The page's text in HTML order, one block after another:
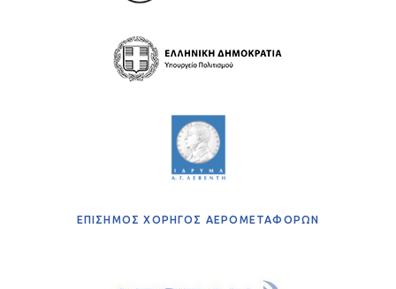
ΕΠΙΣΗΜΟΣ ΧΟΡΗΓΟΣ ΑΕΡΟΜΕΤΑΦΟΡΩΝ